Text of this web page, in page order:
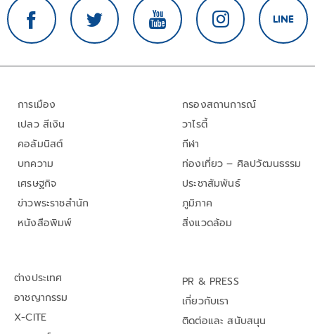
การเมือง
เปลว สีเงิน
คอลัมนิสต์
บทความ
เศรษฐกิจ
ข่าวพระราชสำนัก
หนังสือพิมพ์
กรองสถานการณ์
วาไรตี้
กีฬา
ท่องเที่ยว – ศิลปวัฒนธรรม
ประชาสัมพันธ์
ภูมิภาค
สิ่งแวดล้อม
ต่างประเทศ
อาชญากรรม
X-CITE
PR & PRESS
เกี่ยวกับเรา
ติดต่อและ สนับสนุน